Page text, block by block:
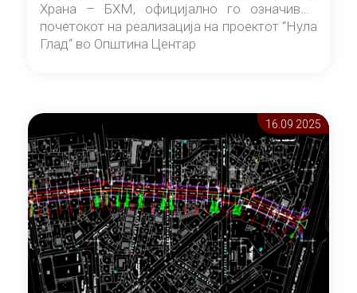
Храна – БХМ, официјално го означивме
почетокот на реализација на проектот “Нула
Глад“ во Општина Центар
16.09 2025